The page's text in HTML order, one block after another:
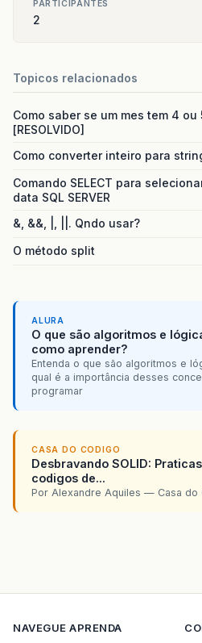
PARTICIPANTES
2
Topicos relacionados
Como saber se um mes tem 4 ou
[RESOLVIDO]
Como converter inteiro para
Comando SELECT para
data SQL SERVER
&, &&, |, ||. Qndo usar?
O método split
ALURA
O que são algoritmos e
como aprender?
Entenda o que são algoritmos e
qual é a importância desses
programar
CASA DO CODIGO
Desbravando SOLID:
codigos de...
Por Alexandre Aquiles — Casa do
NAVEGUE APRENDA